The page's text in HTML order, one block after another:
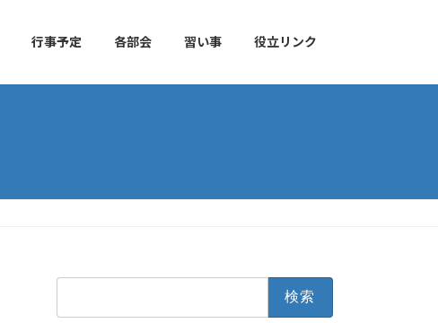
行事予定 各部会 習い事 役立リンク